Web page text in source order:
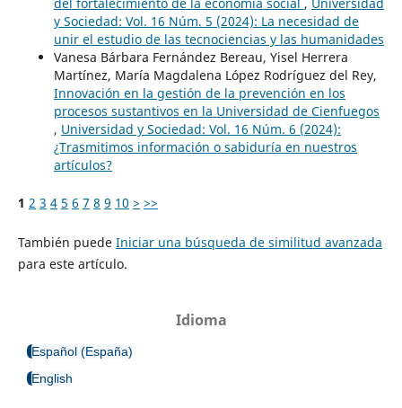
y Sociedad: Vol. 16 Núm. 5 (2024): La necesidad de
unir el estudio de las tecnociencias y las humanidades
Vanesa Bárbara Fernández Bereau, Yisel Herrera
Martínez, María Magdalena López Rodríguez del Rey,
Innovación en la gestión de la prevención en los
procesos sustantivos en la Universidad de Cienfuegos
, Universidad y Sociedad: Vol. 16 Núm. 6 (2024):
¿Trasmitimos información o sabiduría en nuestros
artículos?
1 2 3 4 5 6 7 8 9 10 > >>
También puede Iniciar una búsqueda de similitud avanzada
para este artículo.
Idioma
Español (España)
English